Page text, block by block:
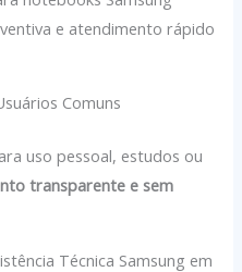
e atendimento rápido
Comuns
uso pessoal, estudos ou
transparente e sem
Técnica Samsung em